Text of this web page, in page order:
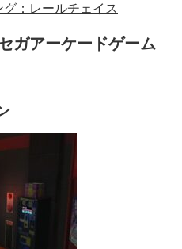
：レールチェイス
ガアーケードゲーム